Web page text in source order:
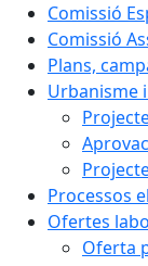
Comissió
Comissió
Plans,
Urbanisme
Processos
Ofertes
Oferta